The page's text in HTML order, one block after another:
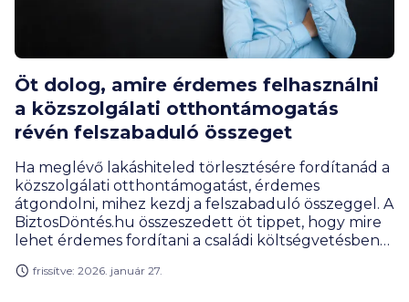
Öt dolog, amire érdemes felhasználni
a közszolgálati otthontámogatás
révén felszabaduló összeget
Ha meglévő lakáshiteled törlesztésére fordítanád a
közszolgálati otthontámogatást, érdemes
átgondolni, mihez kezdj a felszabaduló összeggel. A
BiztosDöntés.hu összeszedett öt tippet, hogy mire
lehet érdemes fordítani a családi költségvetésben
frissítve: 2026. január 27.